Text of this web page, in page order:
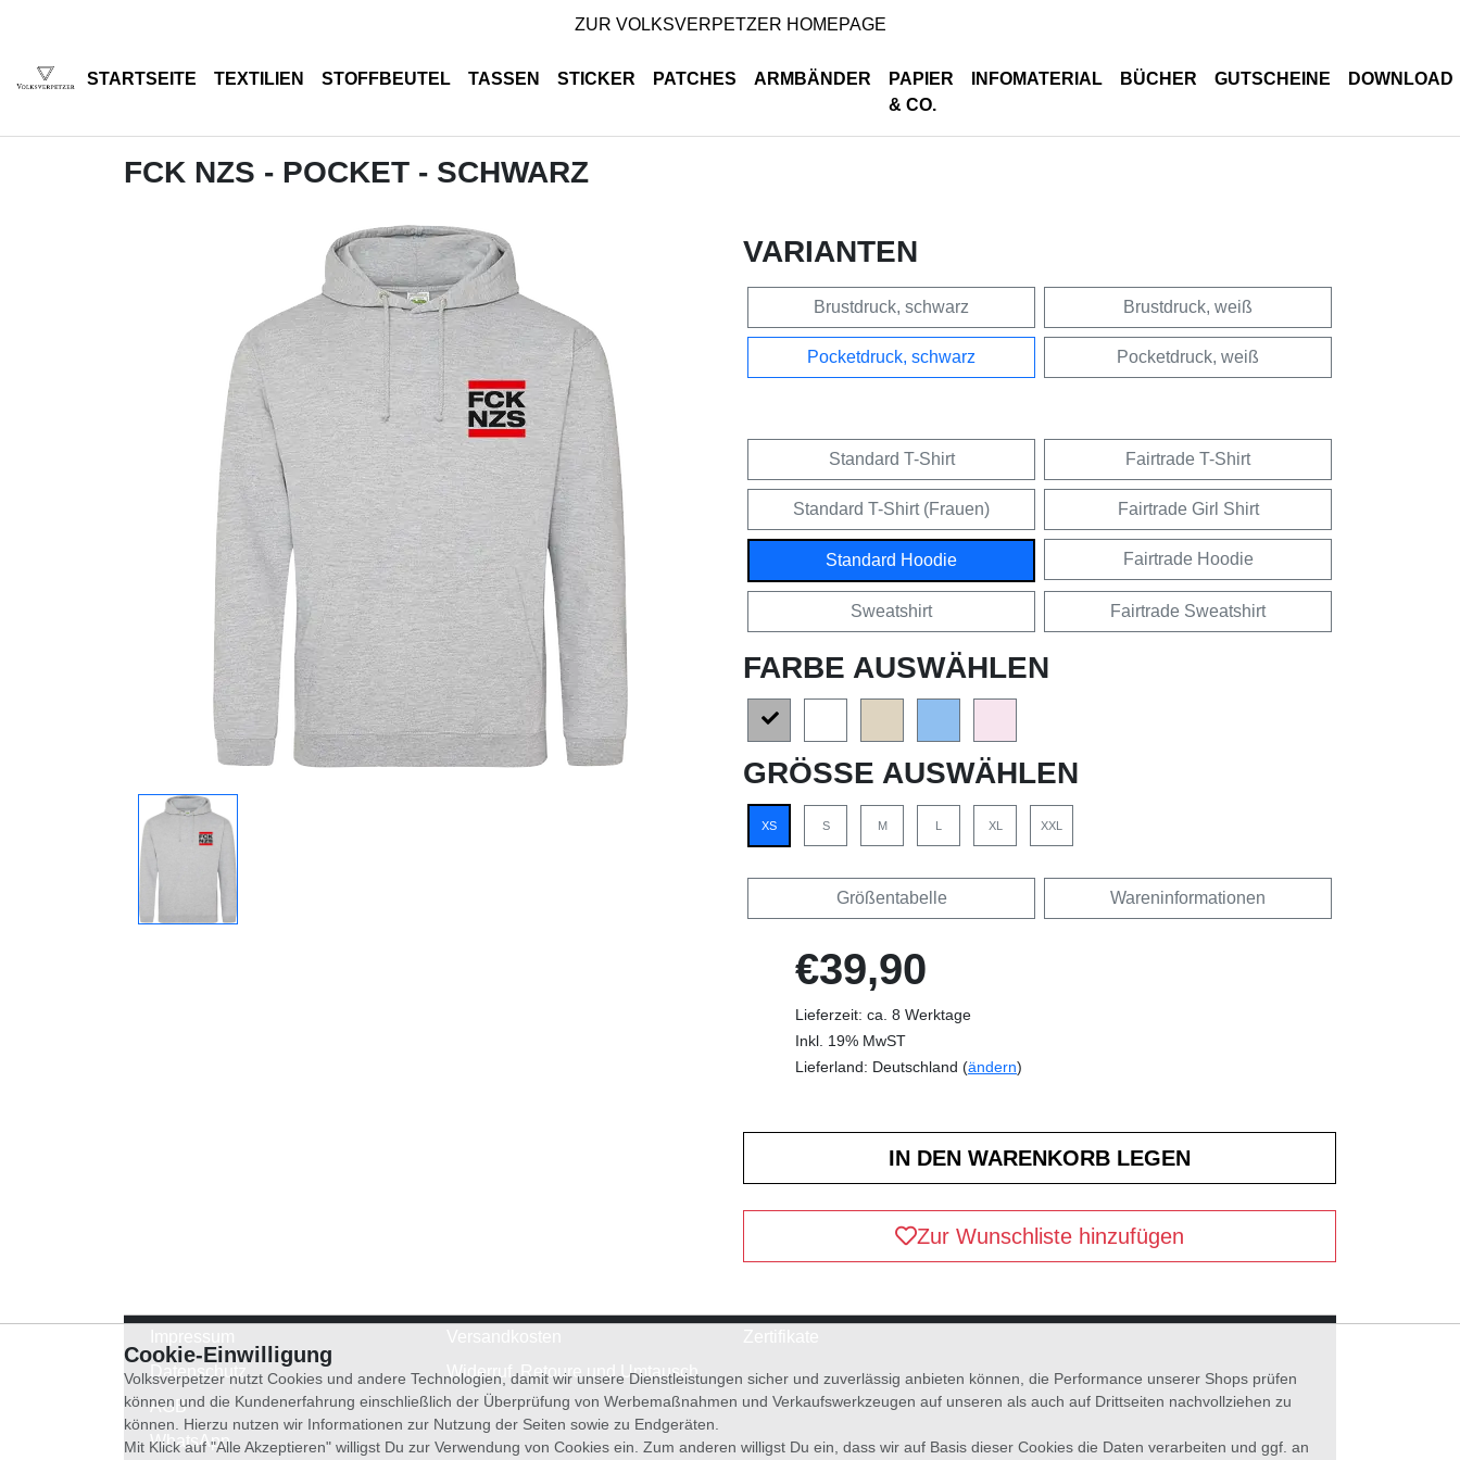
ZUR VOLKSVERPETZER HOMEPAGE
STARTSEITE TEXTILIEN STOFFBEUTEL TASSEN STICKER PATCHES ARMBÄNDER
PAPIER
& CO.
INFOMATERIAL BÜCHER GUTSCHEINE DOWNLOAD
FCK NZS - POCKET - SCHWARZ
VARIANTEN
Brustdruck, schwarz Brustdruck, weiß
Pocketdruck, schwarz Pocketdruck, weiß
Standard T-Shirt Fairtrade T-Shirt
Standard T-Shirt (Frauen) Fairtrade Girl Shirt
Standard Hoodie Fairtrade Hoodie
Sweatshirt Fairtrade Sweatshirt
FARBE AUSWÄHLEN
GRÖSSE AUSWÄHLEN
XS S M L XL XXL
Größentabelle Wareninformationen
€39,90
Lieferzeit: ca. 8 Werktage
Inkl. 19% MwST
Lieferland: Deutschland (ändern)
Zur Wunschliste hinzufügen
Datenschutz
AGB
WhatsApp
Widerruf, Retoure und Umtausch
Cookie-Einwilligung
Volksverpetzer nutzt Cookies und andere Technologien, damit wir unsere Dienstleistungen sicher und zuverlässig anbieten können, die Performance unserer Shops prüfen
können und die Kundenerfahrung einschließlich der Überprüfung von Werbemaßnahmen und Verkaufswerkzeugen auf unseren als auch auf Drittseiten nachvollziehen zu
können. Hierzu nutzen wir Informationen zur Nutzung der Seiten sowie zu Endgeräten.
Mit Klick auf "Alle Akzeptieren" willigst Du zur Verwendung von Cookies ein. Zum anderen willigst Du ein, dass wir auf Basis dieser Cookies die Daten verarbeiten und ggf. an